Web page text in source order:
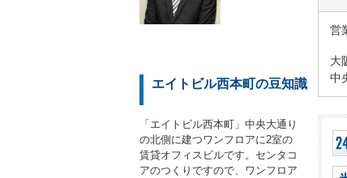
エイトビル西本町の豆知識
「エイトビル西本町」中央大通り
の北側に建つワンフロアに2室の
賃貸オフィスビルです。センタコ
アのつくりですので、ワンフロア
営
大
中